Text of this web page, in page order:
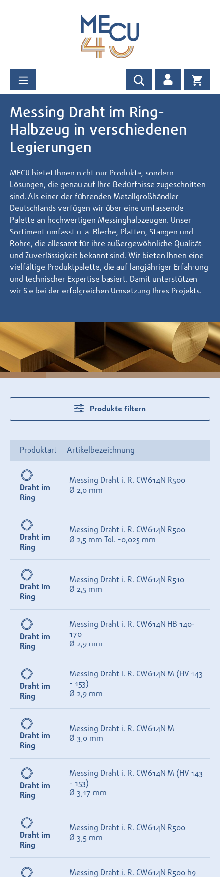
Messing Draht im Ring-
Halbzeug in verschiedenen
Legierungen
MECU bietet Ihnen nicht nur Produkte, sondern
Lösungen, die genau auf Ihre Bedürfnisse zugeschnitten
sind. Als einer der führenden Metallgroßhändler
Deutschlands verfügen wir über eine umfassende
Palette an hochwertigen Messinghalbzeugen. Unser
Sortiment umfasst u. a. Bleche, Platten, Stangen und
Rohre, die allesamt für ihre außergewöhnliche Qualität
und Zuverlässigkeit bekannt sind. Wir bieten Ihnen eine
vielfältige Produktpalette, die auf langjähriger Erfahrung
und technischer Expertise basiert. Damit unterstützen
wir Sie bei der erfolgreichen Umsetzung Ihres Projekts.
Produkte filtern
Produktart Artikelbezeichnung
Draht im
Ring
Messing Draht i. R. CW614N R500
Ø 2,0 mm
Draht im
Ring
Messing Draht i. R. CW614N R500
Ø 2,5 mm Tol. -0,025 mm
Draht im
Ring
Messing Draht i. R. CW614N R510
Ø 2,5 mm
Draht im
Ring
Messing Draht i. R. CW614N HB 140-
170
Ø 2,9 mm
Draht im
Ring
Messing Draht i. R. CW614N M (HV 143
- 153)
Ø 2,9 mm
Draht im
Ring
Messing Draht i. R. CW614N M
Ø 3,0 mm
Draht im
Ring
Messing Draht i. R. CW614N M (HV 143
- 153)
Ø 3,17 mm
Draht im
Ring
Messing Draht i. R. CW614N R500
Ø 3,5 mm
Messing Draht i. R. CW614N R500 h9